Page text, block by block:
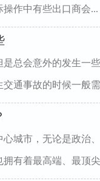
作中有些出口商会...
总会意外的发生一
通事故的时候一般
城市，无论是政治
有着最高端、最顶